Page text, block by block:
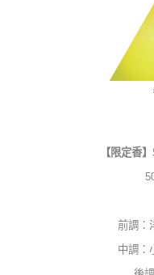
【限定香
前調：
中調：